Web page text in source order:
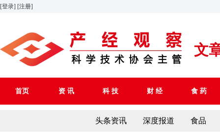
[登录] [注册]
文
首页 资 讯 科 技 财 经 食 药
头条资讯 深度报道 食品